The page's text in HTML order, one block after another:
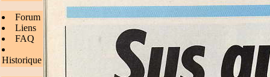
Forum
Liens
FAQ
Historique